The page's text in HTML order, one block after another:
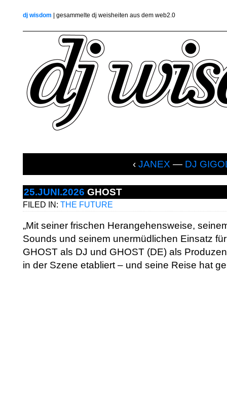
dj wisdom | gesammelte dj weisheiten aus dem web2.0
‹ JANEX — DJ
25.JUNI.2026 GHOST
FILED IN: THE FUTURE
„Mit seiner frischen Herangehensweise,
Sounds und seinem unermüdlichen Einsatz
GHOST als DJ und GHOST (DE) als
in der Szene etabliert – und seine Reise hat